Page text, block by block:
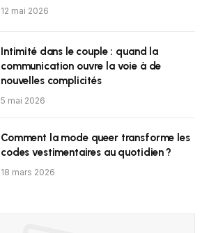
12 mai 2026
Intimité dans le couple : quand la
communication ouvre la voie à de
nouvelles complicités
5 mai 2026
Comment la mode queer transforme les
codes vestimentaires au quotidien ?
18 mars 2026